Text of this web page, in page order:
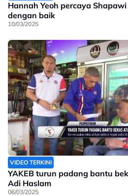
Hannah Yeoh percaya
dengan baik
10/03/2025
VIDEO TERKINI
YAKEB turun padang bantu
Adi Haslam
06/03/2025